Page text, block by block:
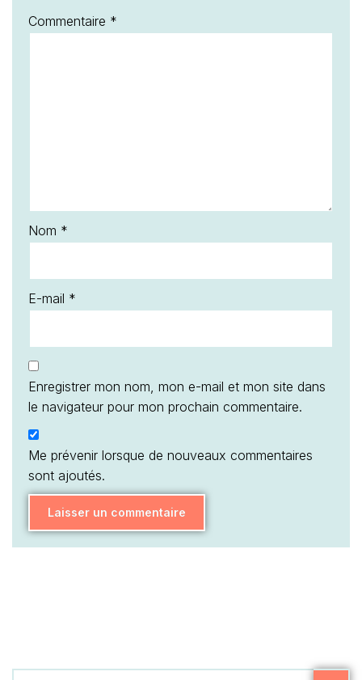
Commentaire *
Nom *
E-mail *
Enregistrer mon nom, mon e-mail et mon site dans
le navigateur pour mon prochain commentaire.
Me prévenir lorsque de nouveaux commentaires
sont ajoutés.